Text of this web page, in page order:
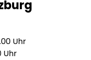
Uhr
Uhr